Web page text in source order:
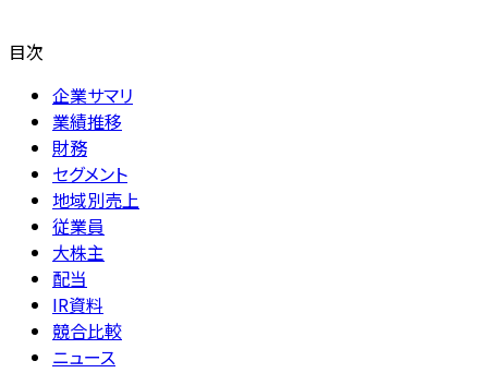
目次
企業サマリ
業績推移
財務
セグメント
地域別売上
従業員
大株主
配当
IR資料
競合比較
ニュース